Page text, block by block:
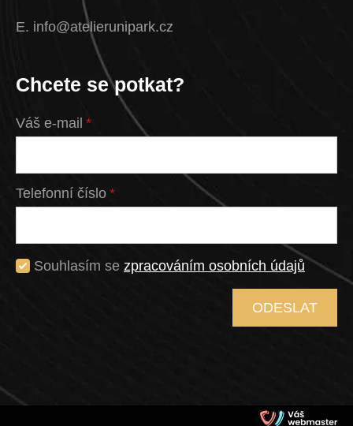
E. info@atelierunipark.cz
Chcete se potkat?
Váš e-mail *
Telefonní číslo *
Souhlasím se zpracováním osobních údajů
ODESLAT